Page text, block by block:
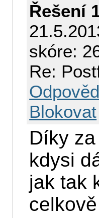
Řešení
skóre:
Re:
Blokovat
Díky
kdysi
jak tak